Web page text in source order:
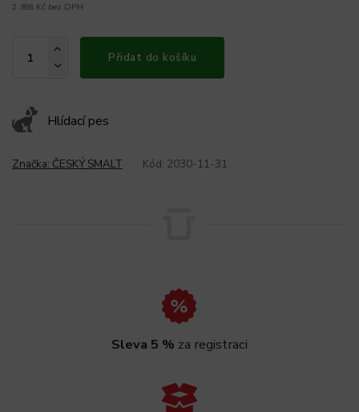
2 388 Kč bez DPH
Přidat do košíku
Hlídací pes
Značka: ČESKÝ SMALT Kód: 2030-11-31
Sleva 5 % za registraci